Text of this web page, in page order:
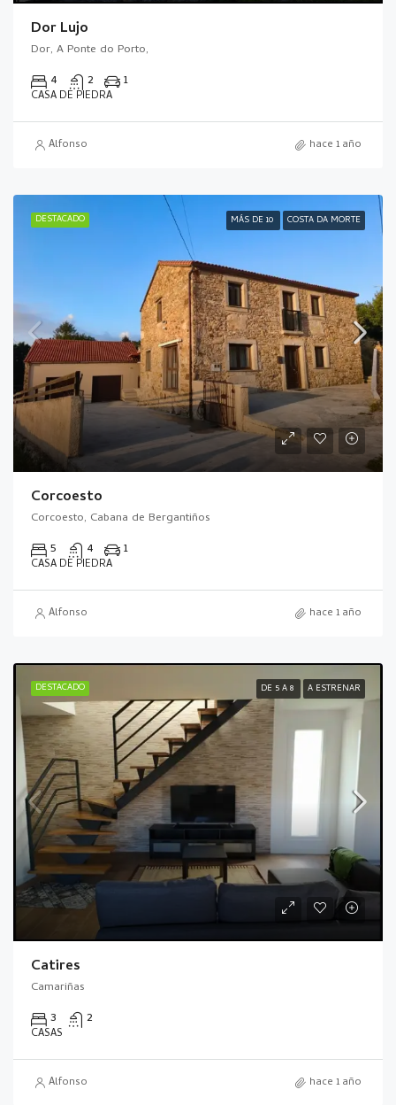
Dor Lujo
Dor, A Ponte do Porto,
4 2 1
CASA DE PIEDRA
Alfonso hace 1 año
DESTACADO MÁS DE 10 COSTA DA MORTE
Corcoesto
Corcoesto, Cabana de Bergantiños
5 4 1
CASA DE PIEDRA
Alfonso hace 1 año
DESTACADO DE 5 A 8 A ESTRENAR
Catires
Camariñas
3 2
CASAS
Alfonso hace 1 año